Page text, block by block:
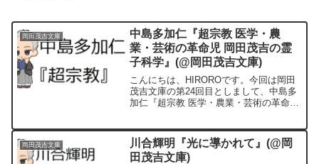
岡田茂吉文庫
中島多加仁『超宗教 医学・農
業・芸術の革命児 岡田茂吉の霊
子科学』(@岡田茂吉文庫)
こんにちは、HIROROです。今回は岡田
茂吉文庫の第24回目としまして、中島多
加仁『超宗教 医学・農業・芸術の革命児
ます) 著者の中島多加仁氏は一元化で離
脱した大栄...
岡田茂吉文庫
川合輝明『光に導かれて』(@岡
田茂吉文庫)